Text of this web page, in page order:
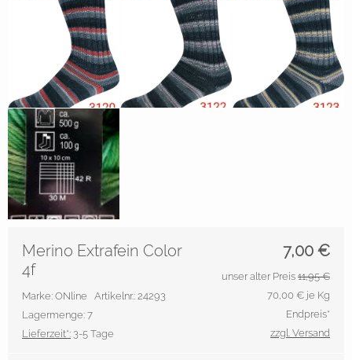
7,00 €
Merino Extrafein Color
4f
Marke: ONline Artikelnr.: 24293
Lagermenge: 7
Lieferzeit*: 3-5 Tage
unser alter Preis 11,95 €
70,00 € je Kg
Endpreis*
zzgl. Versand